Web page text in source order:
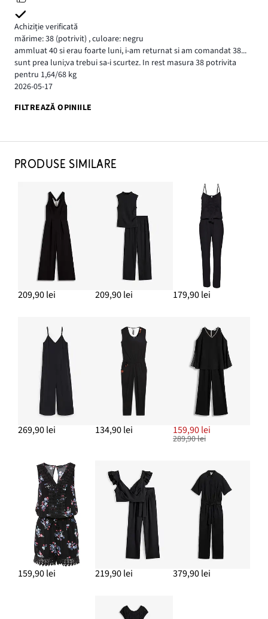
Achiziție verificată
mărime: 38 (potrivit) ,culoare: negru
ammluat 40 si erau foarte luni, i-am returnat si am comandat 38...
sunt prea luni;va trebui sa-i scurtez. In rest masura 38 potrivita
pentru 1,64/68 kg
2026-05-17
FILTREAZĂ OPINIILE
PRODUSE SIMILARE
209,90 lei 209,90 lei 179,90 lei
269,90 lei 134,90 lei 159,90 lei
289,90 lei
159,90 lei 219,90 lei 379,90 lei